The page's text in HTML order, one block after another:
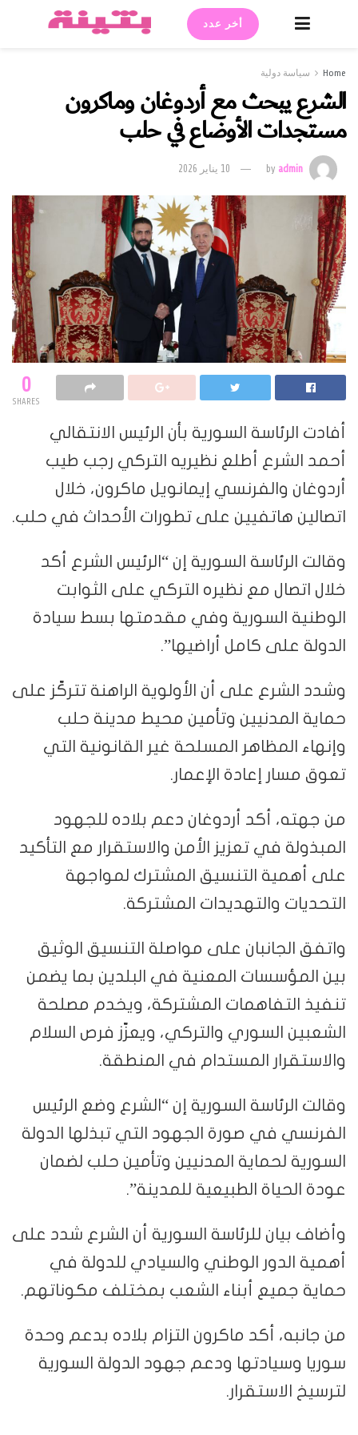
أخر عدد
Home سياسة دولية
الشرع يبحث مع أردوغان وماكرون
مستجدات الأوضاع في حلب
byadmin 10 يناير 2026
0
SHARES
أفادت الرئاسة السورية بأن الرئيس الانتقالي
أحمد الشرع أطلع نظيريه التركي رجب طيب
أردوغان والفرنسي إيمانويل ماكرون، خلال
اتصالين هاتفيين على تطورات الأحداث في حلب.
وقالت الرئاسة السورية إن “الرئيس الشرع أكد
خلال اتصال مع نظيره التركي على الثوابت
الوطنية السورية وفي مقدمتها بسط سيادة
الدولة على كامل أراضيها”.
وشدد الشرع على أن الأولوية الراهنة تتركّز على
حماية المدنيين وتأمين محيط مدينة حلب
وإنهاء المظاهر المسلحة غير القانونية التي
تعوق مسار إعادة الإعمار.
من جهته، أكد أردوغان دعم بلاده للجهود
المبذولة في تعزيز الأمن والاستقرار مع التأكيد
على أهمية التنسيق المشترك لمواجهة
التحديات والتهديدات المشتركة.
واتفق الجانبان على مواصلة التنسيق الوثيق
بين المؤسسات المعنية في البلدين بما يضمن
تنفيذ التفاهمات المشتركة، ويخدم مصلحة
الشعبين السوري والتركي، ويعزّز فرص السلام
والاستقرار المستدام في المنطقة.
وقالت الرئاسة السورية إن “الشرع وضع الرئيس
الفرنسي في صورة الجهود التي تبذلها الدولة
السورية لحماية المدنيين وتأمين حلب لضمان
عودة الحياة الطبيعية للمدينة”.
وأضاف بيان للرئاسة السورية أن الشرع شدد على
أهمية الدور الوطني والسيادي للدولة في
حماية جميع أبناء الشعب بمختلف مكوناتهم.
من جانبه، أكد ماكرون التزام بلاده بدعم وحدة
سوريا وسيادتها ودعم جهود الدولة السورية
لترسيخ الاستقرار.